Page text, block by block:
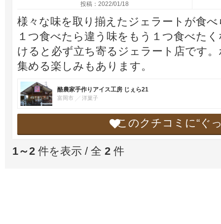
投稿：2022/01/18
様々な味を取り揃えたジェラートが食
１つ食べたら違う味をもう１つ食べた
けると必ず立ち寄るジェラート店です
集める楽しみもあります。
酪農家手作りアイス工房 じぇら21
富岡市 洋菓子
このクチコミに“ぐ
1～2 件を表示 / 全 2 件